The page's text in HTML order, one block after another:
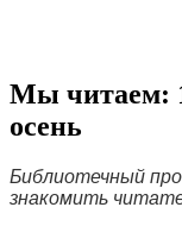
Мы читаем:
осень
Библиотечный
знакомить